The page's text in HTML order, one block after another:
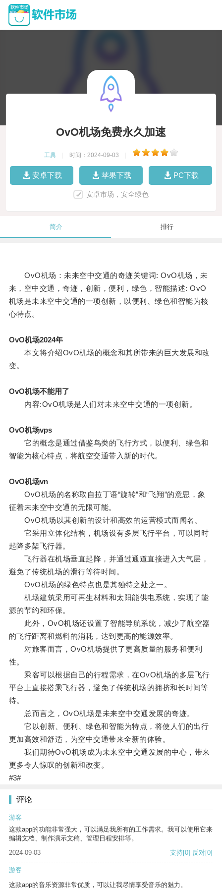
OvO机场免费永久加速
工具 时间：2024-09-03
安卓下载 苹果下载 PC下载
安卓市场，安全绿色
简介 排行
OvO机场：未来空中交通的奇迹关键词: OvO机场，未
来，空中交通，奇迹，创新，便利，绿色，智能描述: OvO
机场是未来空中交通的一项创新，以便利、绿色和智能为核
心特点。
OvO机场2024年
本文将介绍OvO机场的概念和其所带来的巨大发展和改
变。
OvO机场不能用了
内容:OvO机场是人们对未来空中交通的一项创新。
OvO机场vps
它的概念是通过借鉴鸟类的飞行方式，以便利、绿色和
智能为核心特点，将航空交通带入新的时代。
OvO机场vn
OvO机场的名称取自拉丁语“旋转”和“飞翔”的意思，象
征着未来空中交通的无限可能。
OvO机场以其创新的设计和高效的运营模式而闻名。
它采用立体化结构，机场设有多层飞行平台，可以同时
起降多架飞行器。
飞行器在机场垂直起降，并通过通道直接进入大气层，
避免了传统机场的滑行等待时间。
OvO机场的绿色特点也是其独特之处之一。
机场建筑采用可再生材料和太阳能供电系统，实现了能
源的节约和环保。
此外，OvO机场还设置了智能导航系统，减少了航空器
的飞行距离和燃料的消耗，达到更高的能源效率。
对旅客而言，OvO机场提供了更高质量的服务和便利
性。
乘客可以根据自己的行程需求，在OvO机场的多层飞行
平台上直接搭乘飞行器，避免了传统机场的拥挤和长时间等
待。
总而言之，OvO机场是未来空中交通发展的奇迹。
它以创新、便利、绿色和智能为特点，将使人们的出行
更加高效和舒适，为空中交通带来全新的体验。
我们期待OvO机场成为未来空中交通发展的中心，带来
更多令人惊叹的创新和改变。
#3#
评论
游客
这款app的功能非常强大，可以满足我所有的工作需求。我可以使用它来
编辑文档、制作演示文稿、管理日程安排等。
2024-09-03
支持[0] 反对[0]
游客
这款app的音乐资源非常优质，可以让我尽情享受音乐的魅力。